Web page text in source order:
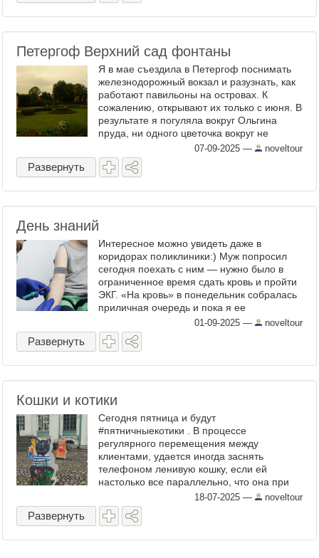
Петергоф Верхний сад фонтаны
Я в мае съездила в Петергоф поснимать
железнодорожный вокзал и разузнать, как
работают павильоны на островах. К
сожалению, открывают их только с июня. В
результате я погуляла вокруг Ольгина
пруда, ни одного цветочка вокруг не
обнаружила и в печали отправилась
обратно:) И все лето меня ...
07-09-2025 — noveltour
Развернуть
День знаний
Интересное можно увидеть даже в
коридорах поликлиники:) Муж попросил
сегодня поехать с ним — нужно было в
ограниченное время сдать кровь и пройти
ЭКГ. «На кровь» в понедельник собралась
приличная очередь и пока я ее
«занимала», с интересом наблюдала за
собравшимися. У дверей процедурного ...
01-09-2025 — noveltour
Развернуть
Кошки и котики
Сегодня пятница и будут
#пятничныекотики . В процессе
регулярного перемещения между
клиентами, удается иногда заснять
телефоном ленивую кошку, если ей
настолько все параллельно, что она при
моем приближении даже шевелиться не
желает. Но начну я с нарисованных
котиков в Большом ...
18-07-2025 — noveltour
Развернуть